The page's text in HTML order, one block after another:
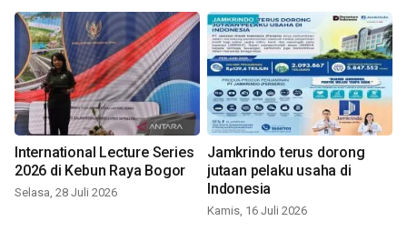
International Lecture Series
2026 di Kebun Raya Bogor
Selasa, 28 Juli 2026
Jamkrindo terus dorong
jutaan pelaku usaha di
Indonesia
Kamis, 16 Juli 2026